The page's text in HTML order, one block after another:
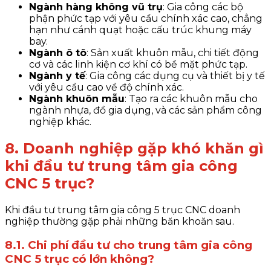
Ngành hàng không vũ trụ: Gia công các bộ
phận phức tạp với yêu cầu chính xác cao, chẳng
hạn như cánh quạt hoặc cấu trúc khung máy
bay.
Ngành ô tô: Sản xuất khuôn mẫu, chi tiết động
cơ và các linh kiện cơ khí có bề mặt phức tạp.
Ngành y tế: Gia công các dụng cụ và thiết bị y tế
với yêu cầu cao về độ chính xác.
Ngành khuôn mẫu: Tạo ra các khuôn mẫu cho
ngành nhựa, đồ gia dụng, và các sản phẩm công
nghiệp khác.
8. Doanh nghiệp gặp khó khăn gì
khi đầu tư trung tâm gia công
CNC 5 trục?
Khi đầu tư trung tâm gia công 5 trục CNC doanh
nghiệp thường gặp phải những băn khoăn sau.
8.1. Chi phí đầu tư cho trung tâm gia công
CNC 5 trục có lớn không?